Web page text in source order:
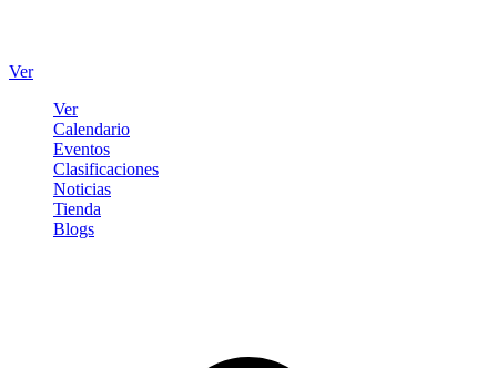
Ver
Ver
Calendario
Eventos
Clasificaciones
Noticias
Tienda
Blogs